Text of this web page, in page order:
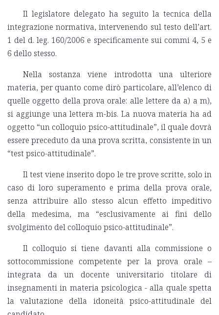
Il legislatore delegato ha seguito la tecnica della
integrazione normativa, intervenendo sul testo dell’art.
1 del d. leg. 160/2006 e specificamente sui commi 4, 5 e
6 dello stesso.
Nella sostanza viene introdotta una ulteriore
materia, per quanto come dirò particolare, all’elenco di
quelle oggetto della prova orale: alle lettere da a) a m),
si aggiunge una lettera m-bis. La nuova materia ha ad
oggetto “un colloquio psico-attitudinale”, il quale dovrà
essere preceduto da una prova scritta, consistente in un
“test psico-attitudinale”.
Il test viene inserito dopo le tre prove scritte, solo in
caso di loro superamento e prima della prova orale,
senza attribuire allo stesso alcun effetto impeditivo
della medesima, ma “esclusivamente ai fini dello
svolgimento del colloquio psico-attitudinale”.
Il colloquio si tiene davanti alla commissione o
sottocommissione competente per la prova orale –
integrata da un docente universitario titolare di
insegnamenti in materia psicologica - alla quale spetta
la valutazione della idoneità psico-attitudinale del